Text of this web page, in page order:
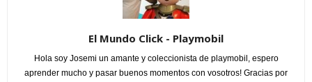
El Mundo Click - Playmobil
Hola soy Josemi un amante y coleccionista de playmobil, espero
aprender mucho y pasar buenos momentos con vosotros! Gracias por